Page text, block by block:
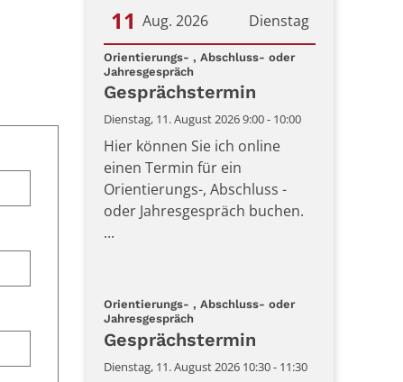
Dienstag
11 Aug. 2026
Datum: 11. August 2026
Orientierungs- , Abschluss- oder
Jahresgespräch:
Gesprächstermin
Dienstag, 11. August 2026 9:00 - 10:00
Hier können Sie ich online
einen Termin für ein
Orientierungs-, Abschluss -
oder Jahresgespräch buchen.
...
Orientierungs- , Abschluss- oder
Jahresgespräch:
Gesprächstermin
Dienstag, 11. August 2026 10:30 - 11:30